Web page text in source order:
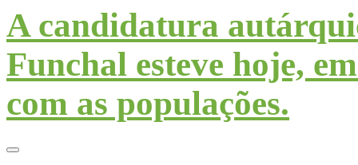
A candidatura
Funchal esteve hoje,
com as populações.